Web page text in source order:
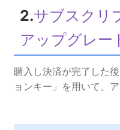
2.サブスクリ
アップグレー
購入し決済が完了した
ョンキー」を用いて、